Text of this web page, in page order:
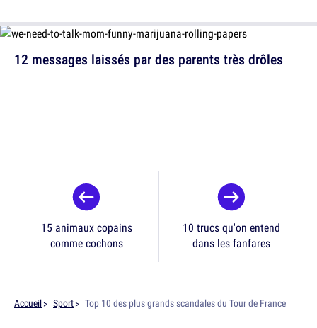
12 messages laissés par des parents très drôles
15 animaux copains
comme cochons
10 trucs qu'on entend
dans les fanfares
Accueil Sport Top 10 des plus grands scandales du Tour de France